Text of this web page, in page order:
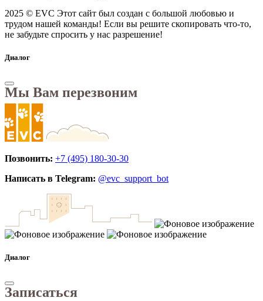
2025 © EVC Этот сайт был создан с большой любовью и
трудом нашей команды! Если вы решите скопировать что-то,
не забудьте спросить у нас разрешение!
Диалог
Мы Вам перезвоним
Позвонить: +7 (495) 180-30-30
Написать в Telegram: @evc_support_bot
Диалог
Записаться